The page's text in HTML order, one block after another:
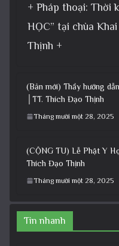
+ Pháp thoại: Thời
HỌC” tại chùa
Thịnh +
(Bản mới) Thầy hướng
│TT. Thích Đạo Thịnh
Tháng mười một 28, 2025
(CỘNG TU) Lễ Phật Y
Thích Đạo Thịnh
Tháng mười một 28, 2025
Tin nhanh